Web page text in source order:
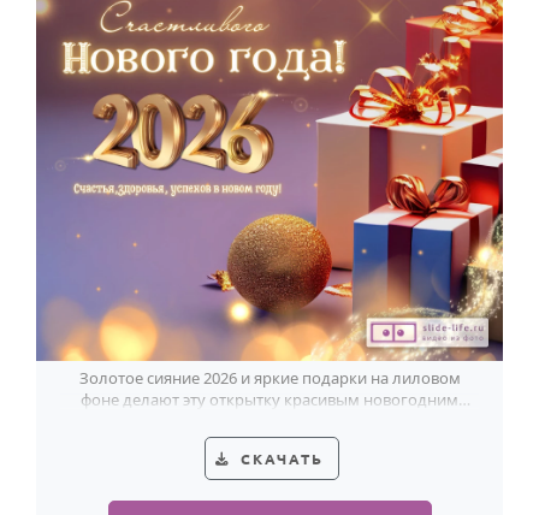
Золотое сияние 2026 и яркие подарки на лиловом
фоне делают эту открытку красивым новогодним
СКАЧАТЬ